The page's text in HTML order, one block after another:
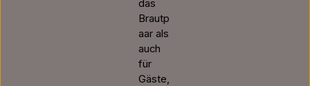
das
Brautp
aar als
auch
für
Gäste,